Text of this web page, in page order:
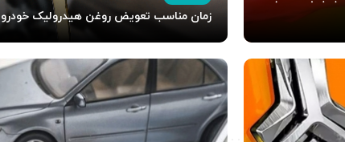
زمان مناسب تعویض روغن هیدرولیک خودرو